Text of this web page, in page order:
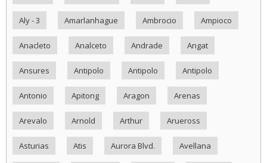
Aly - 3 Amarlanhague Ambrocio Ampioco
Anacleto Analceto Andrade Angat
Ansures Antipolo Antipolo Antipolo
Antonio Apitong Aragon Arenas
Arevalo Arnold Arthur Arueross
Asturias Atis Aurora Blvd. Avellana